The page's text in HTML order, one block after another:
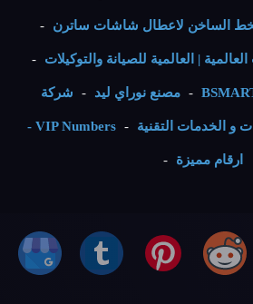
الساخن لاعطال شاشات ساترن -
| العالمية للصيانة والتوكيلات -
- مصنع نوراي ليد - شركة
و الخدمات التقنية -
VIP Numbers -
ارقام مميزة -